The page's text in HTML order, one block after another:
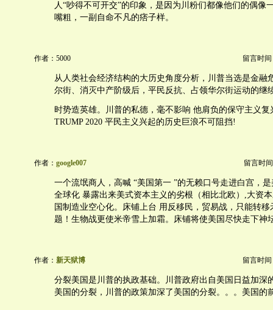
人“吵得不可开交”的印象，是因为川粉们都像他们的偶像
嘴粗，一副自命不凡的痞子样。
作者：5000 留言时间
从人类社会经济结构的大历史角度分析，川普当选是金融
尔街、消灭中产阶级后，平民反抗、占领华尔街运动的继
时势造英雄。川普的私德，毫不影响 他肩负的保守主义复
TRUMP 2020 平民主义兴起的历史巨浪不可阻挡!
作者： google007 留言时
一个流氓商人，高喊 “美国第一 ”的无赖口号走进白宫，
全球化 暴露出来美式资本主义的劣根（相比北欧）,大资
国制造业空心化。床铺上台 用反移民，贸易战，只能转
题！生物战更使米帝雪上加霜。床铺将使美国尽快走下神
作者： 新天狱博 留言时间
分裂美国是川普的执政基础。川普政府出自美国日益加深
美国的分裂，川普的政策加深了美国的分裂。。。美国的